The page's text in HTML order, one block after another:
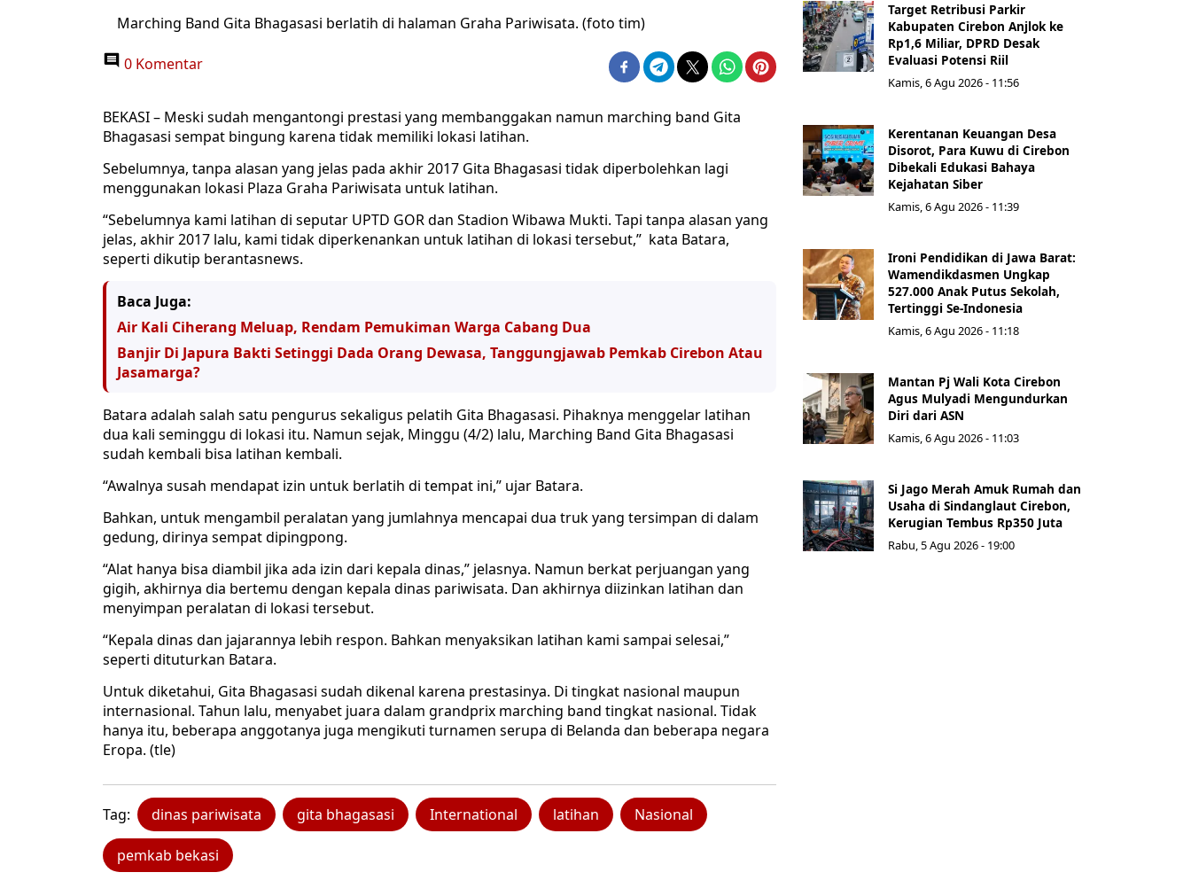
Marching Band Gita Bhagasasi berlatih di halaman Graha Pariwisata. (foto tim)
0 Komentar
BEKASI – Meski sudah mengantongi prestasi yang membanggakan namun marching band Gita
Bhagasasi sempat bingung karena tidak memiliki lokasi latihan.
Sebelumnya, tanpa alasan yang jelas pada akhir 2017 Gita Bhagasasi tidak diperbolehkan lagi
menggunakan lokasi Plaza Graha Pariwisata untuk latihan.
“Sebelumnya kami latihan di seputar UPTD GOR dan Stadion Wibawa Mukti. Tapi tanpa alasan yang
jelas, akhir 2017 lalu, kami tidak diperkenankan untuk latihan di lokasi tersebut,” kata Batara,
seperti dikutip berantasnews.
Baca Juga:
Air Kali Ciherang Meluap, Rendam Pemukiman Warga Cabang Dua
Banjir Di Japura Bakti Setinggi Dada Orang Dewasa, Tanggungjawab Pemkab Cirebon Atau
Jasamarga?
Batara adalah salah satu pengurus sekaligus pelatih Gita Bhagasasi. Pihaknya menggelar latihan
dua kali seminggu di lokasi itu. Namun sejak, Minggu (4/2) lalu, Marching Band Gita Bhagasasi
sudah kembali bisa latihan kembali.
“Awalnya susah mendapat izin untuk berlatih di tempat ini,” ujar Batara.
Bahkan, untuk mengambil peralatan yang jumlahnya mencapai dua truk yang tersimpan di dalam
gedung, dirinya sempat dipingpong.
“Alat hanya bisa diambil jika ada izin dari kepala dinas,” jelasnya. Namun berkat perjuangan yang
gigih, akhirnya dia bertemu dengan kepala dinas pariwisata. Dan akhirnya diizinkan latihan dan
menyimpan peralatan di lokasi tersebut.
“Kepala dinas dan jajarannya lebih respon. Bahkan menyaksikan latihan kami sampai selesai,”
seperti dituturkan Batara.
Untuk diketahui, Gita Bhagasasi sudah dikenal karena prestasinya. Di tingkat nasional maupun
internasional. Tahun lalu, menyabet juara dalam grandprix marching band tingkat nasional. Tidak
hanya itu, beberapa anggotanya juga mengikuti turnamen serupa di Belanda dan beberapa negara
Eropa. (tle)
Tag: dinas pariwisata gita bhagasasi International latihan Nasional
pemkab bekasi
Target Retribusi Parkir
Kabupaten Cirebon Anjlok ke
Rp1,6 Miliar, DPRD Desak
Evaluasi Potensi Riil
Kamis, 6 Agu 2026 - 11:56
Kerentanan Keuangan Desa
Disorot, Para Kuwu di Cirebon
Dibekali Edukasi Bahaya
Kejahatan Siber
Kamis, 6 Agu 2026 - 11:39
Ironi Pendidikan di Jawa Barat:
Wamendikdasmen Ungkap
527.000 Anak Putus Sekolah,
Tertinggi Se-Indonesia
Kamis, 6 Agu 2026 - 11:18
Mantan Pj Wali Kota Cirebon
Agus Mulyadi Mengundurkan
Diri dari ASN
Kamis, 6 Agu 2026 - 11:03
Si Jago Merah Amuk Rumah dan
Usaha di Sindanglaut Cirebon,
Kerugian Tembus Rp350 Juta
Rabu, 5 Agu 2026 - 19:00